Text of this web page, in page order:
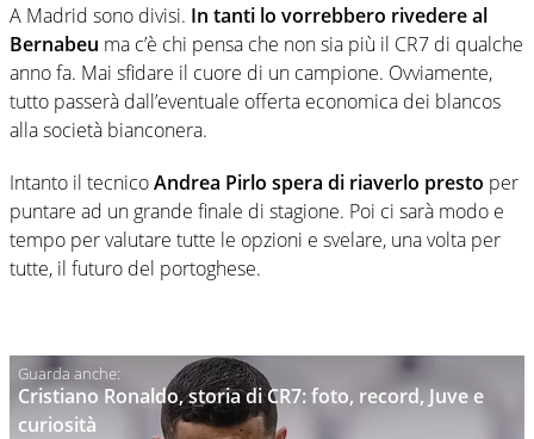
A Madrid sono divisi. In tanti lo vorrebbero rivedere al
Bernabeu ma c’è chi pensa che non sia più il CR7 di qualche
anno fa. Mai sfidare il cuore di un campione. Ovviamente,
tutto passerà dall’eventuale offerta economica dei blancos
alla società bianconera.
Intanto il tecnicoAndrea Pirlo spera di riaverlo presto per
puntare ad un grande finale di stagione. Poi ci sarà modo e
tempo per valutare tutte le opzioni e svelare, una volta per
tutte, il futuro del portoghese.
Cristiano Ronaldo, storia di CR7: foto, record, Juve e
curiosità